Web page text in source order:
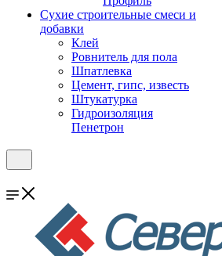
Сухие строительные смеси и
добавки
Клей
Ровнитель для пола
Шпатлевка
Цемент, гипс, известь
Штукатурка
Гидроизоляция
Пенетрон